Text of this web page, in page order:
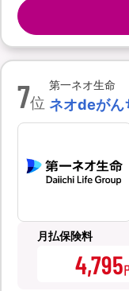
7位
第一ネオ生命
ネオdeがん
月払保険料
4,795